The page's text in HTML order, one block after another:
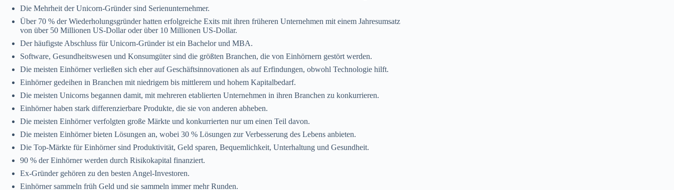
Die Mehrheit der Unicorn-Gründer sind Serienunternehmer.
Über 70 % der Wiederholungsgründer hatten erfolgreiche Exits mit ihren früheren Unternehmen mit einem Jahresumsatz
von über 50 Millionen US-Dollar oder über 10 Millionen US-Dollar.
Der häufigste Abschluss für Unicorn-Gründer ist ein Bachelor und MBA.
Software, Gesundheitswesen und Konsumgüter sind die größten Branchen, die von Einhörnern gestört werden.
Die meisten Einhörner verließen sich eher auf Geschäftsinnovationen als auf Erfindungen, obwohl Technologie hilft.
Einhörner gedeihen in Branchen mit niedrigem bis mittlerem und hohem Kapitalbedarf.
Die meisten Unicorns begannen damit, mit mehreren etablierten Unternehmen in ihren Branchen zu konkurrieren.
Einhörner haben stark differenzierbare Produkte, die sie von anderen abheben.
Die meisten Einhörner verfolgten große Märkte und konkurrierten nur um einen Teil davon.
Die meisten Einhörner bieten Lösungen an, wobei 30 % Lösungen zur Verbesserung des Lebens anbieten.
Die Top-Märkte für Einhörner sind Produktivität, Geld sparen, Bequemlichkeit, Unterhaltung und Gesundheit.
90 % der Einhörner werden durch Risikokapital finanziert.
Ex-Gründer gehören zu den besten Angel-Investoren.
Einhörner sammeln früh Geld und sie sammeln immer mehr Runden.